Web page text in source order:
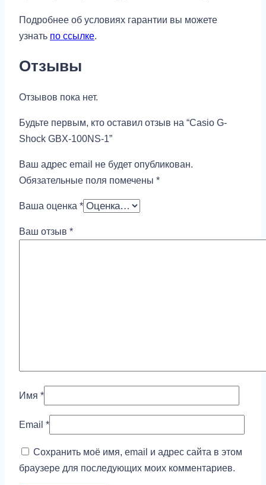
Подробнее об условиях гарантии вы можете
узнать по ссылке.
Отзывы
Отзывов пока нет.
Будьте первым, кто оставил отзыв на “Casio G-
Shock GBX-100NS-1”
Ваш адрес email не будет опубликован.
Обязательные поля помечены *
Ваша оценка *
Ваш отзыв *
Имя *
Email *
Сохранить моё имя, email и адрес сайта в этом
браузере для последующих моих комментариев.